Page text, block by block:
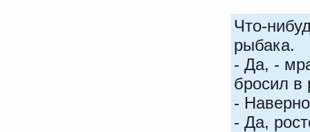
Что-
рыбака.
- Да, -
бросил в
-
- Да,